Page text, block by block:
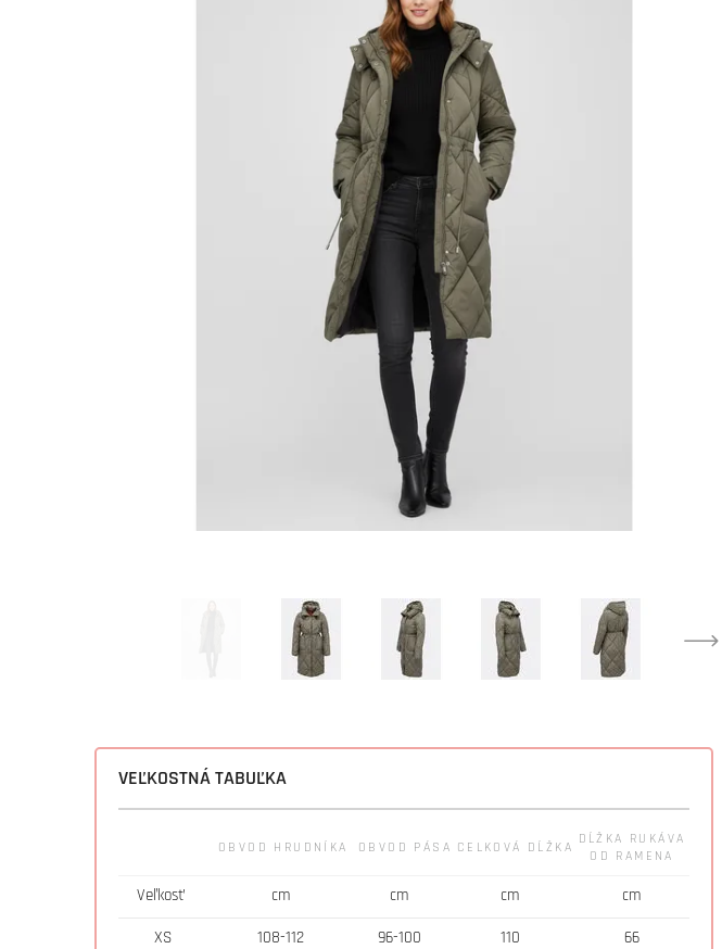
VEĽKOSTNÁ TABUĽKA
OBVOD HRUDNÍKA OBVOD PÁSA CELKOVÁ DĹŽKA
DĹŽKA RUKÁVA
OD RAMENA
Veľkosť cm cm cm cm
XS 108-112 96-100 110 66